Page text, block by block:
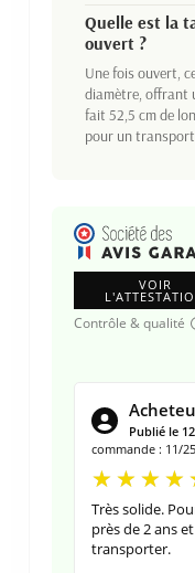
Quelle est la
ouvert ?
Une fois ouvert,
diamètre, offrant
fait 52,5 cm de
pour un
VOIR
Contrôle & qualité
Publié le
commande : 11/
Très solide.
près de 2 ans
transporter.